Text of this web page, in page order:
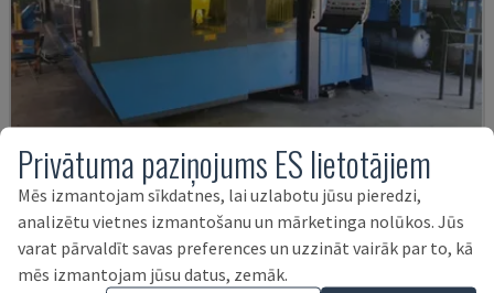
PLATINO FIBER
PRIMA POWER - ŠĶIEDRAS LĀZERA GRIEŠANAS IEKĀRTA
SLOVĀKIJA 2014 26.437 HRS
Privātuma paziņojums ES lietotājiem
Mēs izmantojam sīkdatnes, lai uzlabotu jūsu pieredzi,
analizētu vietnes izmantošanu un mārketinga nolūkos. Jūs
varat pārvaldīt savas preferences un uzzināt vairāk par to, kā
mēs izmantojam jūsu datus, zemāk.